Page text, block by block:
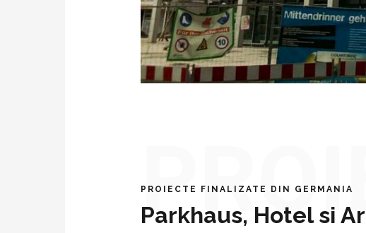
PROIECTE FINALIZATE DIN GERMANIA
Parkhaus, Hotel si